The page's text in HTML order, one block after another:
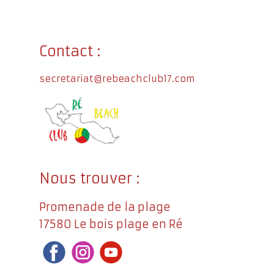
Contact :
secretariat@rebeachclub17.com
Nous trouver :
Promenade de la plage
17580 Le bois plage en Ré